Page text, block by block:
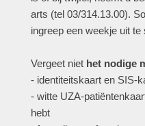
arts (tel 03/314.13.00).
ingreep een weekje uit te
Vergeet niet het nodige
- identiteitskaart en SIS-
- witte UZA-
hebt